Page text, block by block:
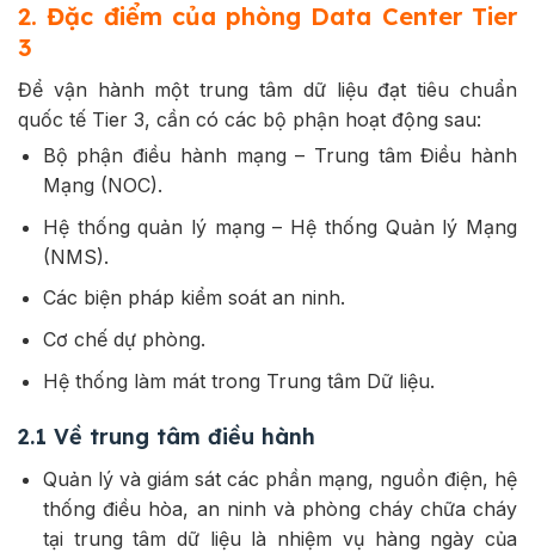
2. Đặc điểm của phòng Data Center Tier
3
Để vận hành một trung tâm dữ liệu đạt tiêu chuẩn
quốc tế Tier 3, cần có các bộ phận hoạt động sau:
Bộ phận điều hành mạng – Trung tâm Điều hành
Mạng (NOC).
Hệ thống quản lý mạng – Hệ thống Quản lý Mạng
(NMS).
Các biện pháp kiểm soát an ninh.
Cơ chế dự phòng.
Hệ thống làm mát trong Trung tâm Dữ liệu.
2.1 Về trung tâm điều hành
Quản lý và giám sát các phần mạng, nguồn điện, hệ
thống điều hòa, an ninh và phòng cháy chữa cháy
tại trung tâm dữ liệu là nhiệm vụ hàng ngày của